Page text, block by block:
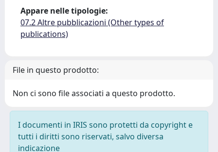
Appare nelle tipologie:
07.2 Altre pubblicazioni (Other types of
publications)
File in questo prodotto:
Non ci sono file associati a questo prodotto.
I documenti in IRIS sono protetti da copyright e
tutti i diritti sono riservati, salvo diversa
indicazione